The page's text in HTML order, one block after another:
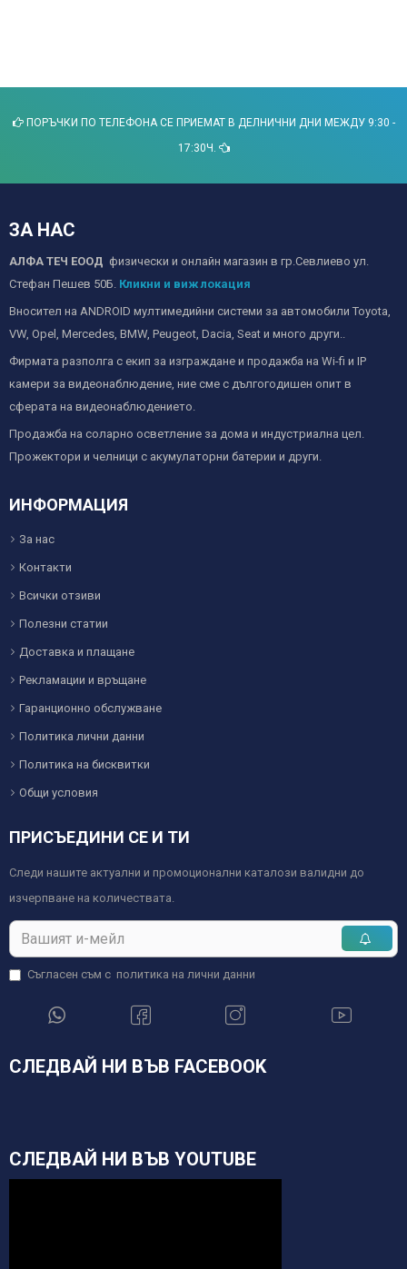
ПОРЪЧКИ ПО ТЕЛЕФОНА СЕ ПРИЕМАТ В ДЕЛНИЧНИ ДНИ МЕЖДУ 9:30 -
17:30Ч.
ЗА НАС
АЛФА ТЕЧ ЕООД физически и онлайн магазин в гр.Севлиево ул.
Стефан Пешев 50Б. Кликни и виж локация
Вносител на ANDROID мултимедийни системи за автомобили Toyota,
VW, Opel, Mercedes, BMW, Peugeot, Dacia, Seat и много други..
Фирмата разполга с екип за изграждане и продажба на Wi-fi и IP
камери за видеонаблюдение, ние сме с дългогодишен опит в
сферата на видеонаблюдението.
Продажба на соларно осветление за дома и индустриална цел.
Прожектори и челници с акумулаторни батерии и други.
ИНФОРМАЦИЯ
За нас
Контакти
Всички отзиви
Полезни статии
Доставка и плащане
Рекламации и връщане
Гаранционно обслужване
Политика лични данни
Политика на бисквитки
Общи условия
ПРИСЪЕДИНИ СЕ И ТИ
Следи нашите актуални и промоционални каталози валидни до
изчерпване на количествата.
Съгласен съм с политика на лични данни
СЛЕДВАЙ НИ ВЪВ FACEBOOK
СЛЕДВАЙ НИ ВЪВ YOUTUBE